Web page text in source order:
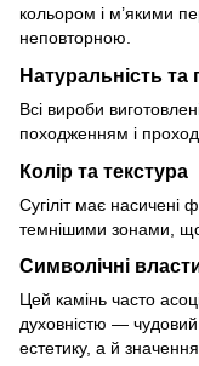
кольором і м’якими
неповторною.
Натуральність
Всі вироби
походженням і
Колір та текстура
Сугіліт має насичені
темнішими зонами, що
Символічні
Цей камінь часто
духовністю —
естетику, а й